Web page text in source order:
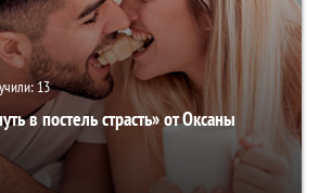
13
в постель страсть» от Оксаны